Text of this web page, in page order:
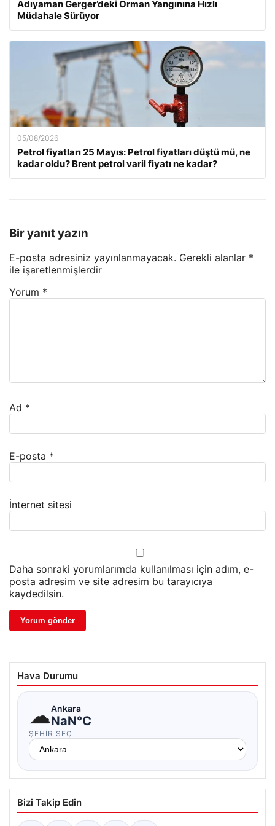
Adıyaman Gerger’deki Orman Yangınına Hızlı
Müdahale Sürüyor
05/08/2026
Petrol fiyatları 25 Mayıs: Petrol fiyatları düştü mü, ne
kadar oldu? Brent petrol varil fiyatı ne kadar?
Bir yanıt yazın
E-posta adresiniz yayınlanmayacak. Gerekli alanlar *
ile işaretlenmişlerdir
Yorum *
Ad *
E-posta *
İnternet sitesi
Daha sonraki yorumlarımda kullanılması için adım, e-
posta adresim ve site adresim bu tarayıcıya
kaydedilsin.
Hava Durumu
☁Ankara
NaN°C
ŞEHIR SEÇ
Bizi Takip Edin